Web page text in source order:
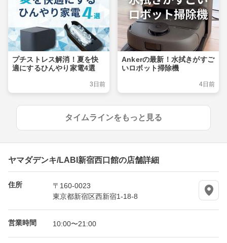
プチストレス解消！夏を快
適にするひんやり家電4選
3日前
Ankerの最新！水拭きがすご
いロボット掃除機
4日前
タイムラインをもっと見る
ヤマダデンキ/LABI新宿西口館の店舗詳細
住所
〒160-0023
東京都新宿区西新宿1-18-8
営業時間 10:00〜21:00